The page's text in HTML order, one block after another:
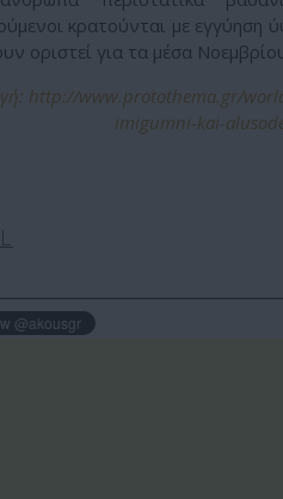
κρατούνται με
οριστεί για τα μέσα
http://www.protothema.gr/
imigumni-kai-